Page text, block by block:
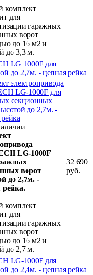
комплект
для
гаражных
ворот
до 16 м2 и
до 3,3 м.
LG-1000F для
до 2,7м. - цепная рейка
электропривода
LG-1000F для
секционных
до 2,7м. -
LG-1000F
ворот
до 2,7м. -
рейка.
комплект
для
гаражных
ворот
до 16 м2 и
до 2,7 м.
32 690
руб.
LG-1000F для
до 2,4м. - цепная рейка